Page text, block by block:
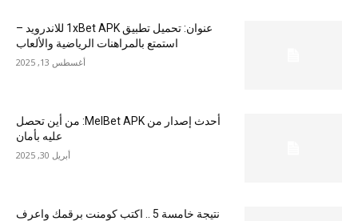
عنوان: تحميل تطبيق 1xBet APK للاندرويد –
استمتع بالمراهنات الرياضية والألعاب
أغسطس 13, 2025
أحدث إصدار من MelBet APK: من أين تحصل
عليه بأمان
أبريل 30, 2025
نتيجة خامسة 5 .. اكتب كومنت برقمك واعرف